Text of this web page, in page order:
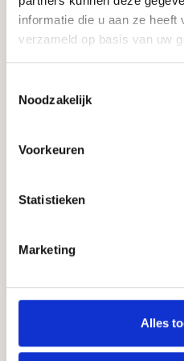
informatie die u aan ze
verzameld op basis van uw
Noodzakelijk
Voorkeuren
Statistieken
Marketing
Alles
Andere